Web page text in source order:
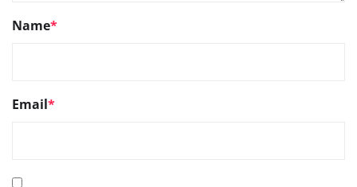
Name*
Email*